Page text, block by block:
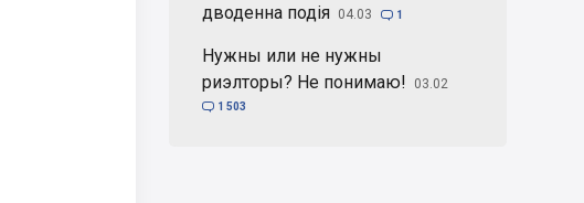
дводенна подія 04.03  1
Нужны или не нужны
риэлторы? Не понимаю!
03.02
 1 503